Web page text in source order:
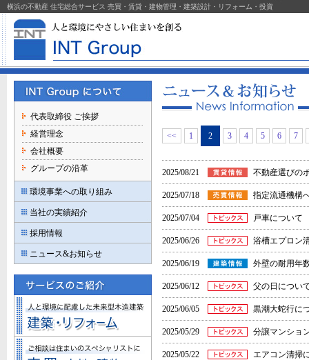
横浜の不動産 住宅総合サービス 売買・賃貸・建物管理・建築設計・リフォーム・投資
<< 1 2 3 4 5 6 7
2025/08/21 不動産選びの
2025/07/18 指定流通機構
2025/07/04 戸車について
2025/06/26 浴槽エプロン
2025/06/19 外壁の耐用年
2025/06/12 父の日につい
2025/06/05 黒潮大蛇行に
2025/05/29 分譲マンショ
2025/05/22 エアコン清掃
代表取締役 ご挨拶
経営理念
会社概要
グループの沿革
環境事業への取り組み
当社の実績紹介
採用情報
ニュース&お知らせ